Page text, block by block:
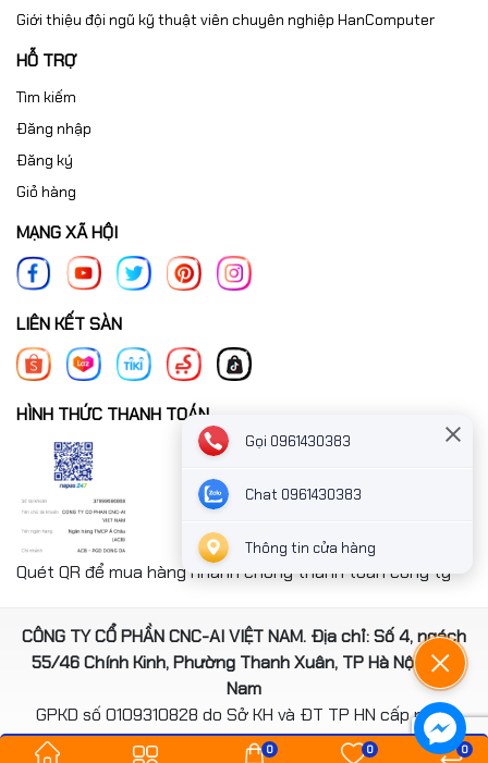
Giới thiệu đội ngũ kỹ thuật viên chuyên nghiệp HanComputer
HỖ TRỢ
Tìm kiếm
Đăng nhập
Đăng ký
Giỏ hàng
MẠNG XÃ HỘI
LIÊN KẾT SÀN
HÌNH THỨC THANH TOÁN
Quét QR để mua hàng nhanh chóng thanh toán công ty
CÔNG TY CỔ PHẦN CNC-AI VIỆT NAM. Địa chỉ: Số 4, ngách
55/46 Chính Kinh, Phường Thanh Xuân, TP Hà Nội, Việt
Nam
GPKD số 0109310828 do Sở KH và ĐT TP HN cấp ngày
14/08/2020
0 0 0
Gọi 0961430383
Chat 0961430383
Thông tin cửa hàng